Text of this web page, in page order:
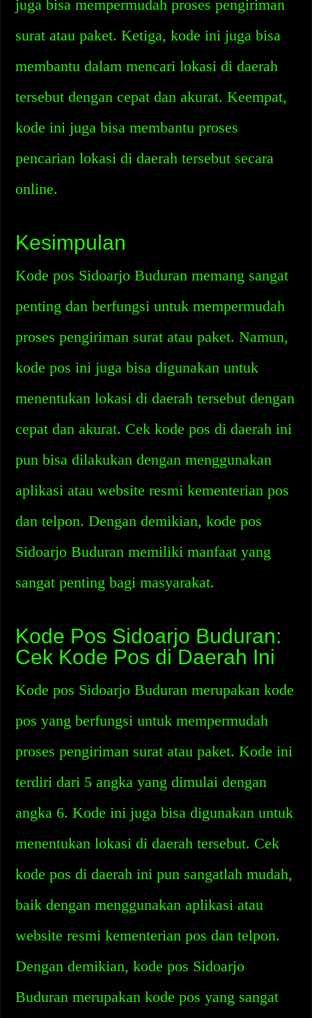
juga bisa mempermudah proses pengiriman
surat atau paket. Ketiga, kode ini juga bisa
membantu dalam mencari lokasi di daerah
tersebut dengan cepat dan akurat. Keempat,
kode ini juga bisa membantu proses
pencarian lokasi di daerah tersebut secara
online.
Kesimpulan
Kode pos Sidoarjo Buduran memang sangat
penting dan berfungsi untuk mempermudah
proses pengiriman surat atau paket. Namun,
kode pos ini juga bisa digunakan untuk
menentukan lokasi di daerah tersebut dengan
cepat dan akurat. Cek kode pos di daerah ini
pun bisa dilakukan dengan menggunakan
aplikasi atau website resmi kementerian pos
dan telpon. Dengan demikian, kode pos
Sidoarjo Buduran memiliki manfaat yang
sangat penting bagi masyarakat.
Kode Pos Sidoarjo Buduran:
Cek Kode Pos di Daerah Ini
Kode pos Sidoarjo Buduran merupakan kode
pos yang berfungsi untuk mempermudah
proses pengiriman surat atau paket. Kode ini
terdiri dari 5 angka yang dimulai dengan
angka 6. Kode ini juga bisa digunakan untuk
menentukan lokasi di daerah tersebut. Cek
kode pos di daerah ini pun sangatlah mudah,
baik dengan menggunakan aplikasi atau
website resmi kementerian pos dan telpon.
Dengan demikian, kode pos Sidoarjo
Buduran merupakan kode pos yang sangat